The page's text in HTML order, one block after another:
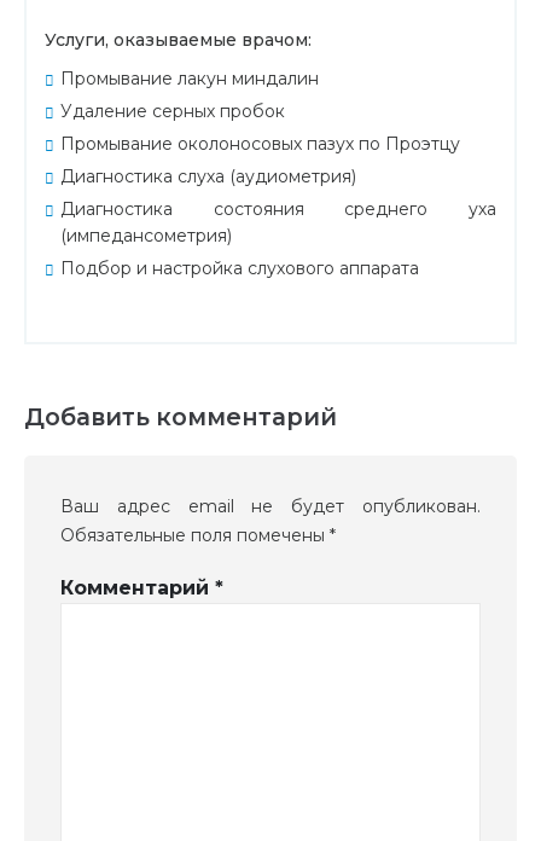
Услуги, оказываемые врачом:
Промывание лакун миндалин
Удаление серных пробок
Промывание околоносовых пазух по Проэтцу
Диагностика слуха (аудиометрия)
Диагностика состояния среднего уха
(импедансометрия)
Подбор и настройка слухового аппарата
Добавить комментарий
Ваш адрес email не будет опубликован.
Обязательные поля помечены *
Комментарий *